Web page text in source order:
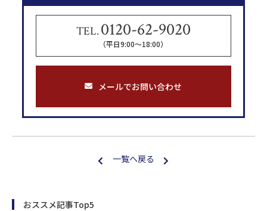
TEL.0120-62-9020
（平日9:00〜18:00）
メールでお問い合わせ
一覧へ戻る
おススメ記事Top5